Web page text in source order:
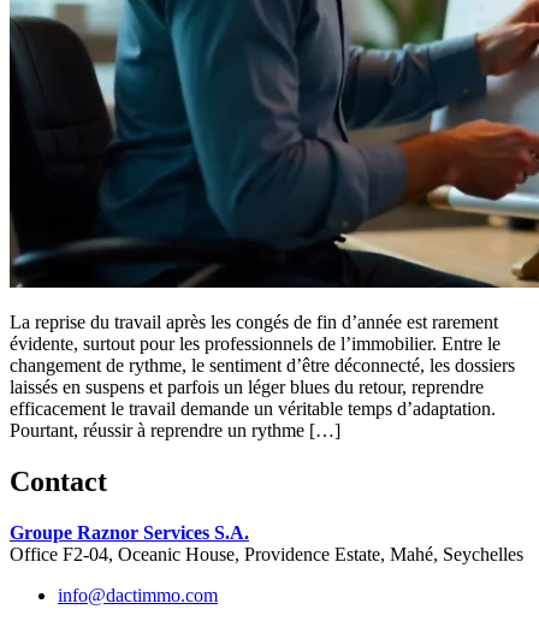
La reprise du travail après les congés de fin d’année est rarement
évidente, surtout pour les professionnels de l’immobilier. Entre le
changement de rythme, le sentiment d’être déconnecté, les dossiers
laissés en suspens et parfois un léger blues du retour, reprendre
efficacement le travail demande un véritable temps d’adaptation.
Pourtant, réussir à reprendre un rythme […]
Contact
Groupe Raznor Services S.A.
Office F2-04, Oceanic House, Providence Estate, Mahé, Seychelles
info@dactimmo.com